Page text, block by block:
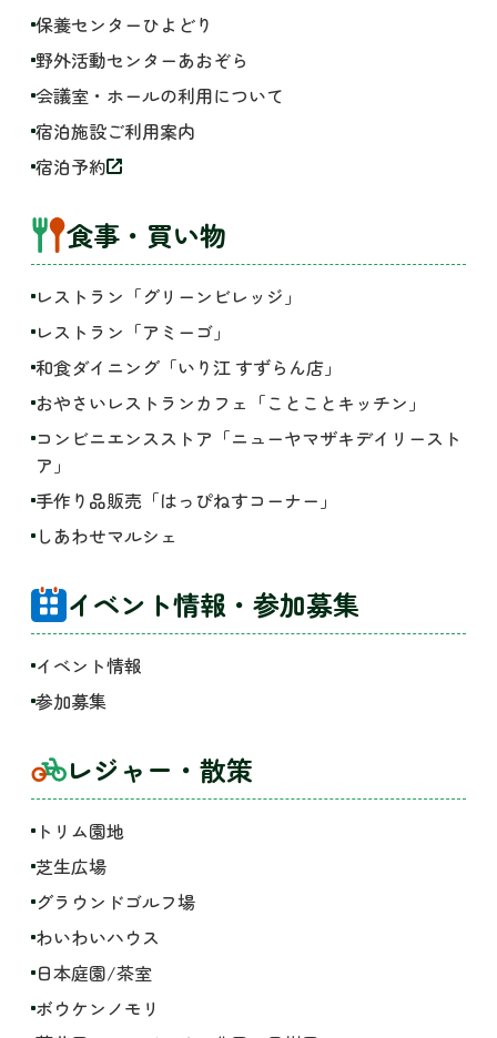
保養センターひよどり
野外活動センターあおぞら
会議室・ホールの利用について
宿泊施設ご利用案内
宿泊予約
食事・買い物
レストラン「グリーンビレッジ」
レストラン「アミーゴ」
和食ダイニング「いり江 すずらん店」
おやさいレストランカフェ「ことことキッチン」
コンビニエンスストア「ニューヤマザキデイリースト
ア」
手作り品販売「はっぴねすコーナー」
しあわせマルシェ
イベント情報・参加募集
イベント情報
参加募集
レジャー・散策
トリム園地
芝生広場
グラウンドゴルフ場
わいわいハウス
日本庭園/茶室
ボウケンノモリ